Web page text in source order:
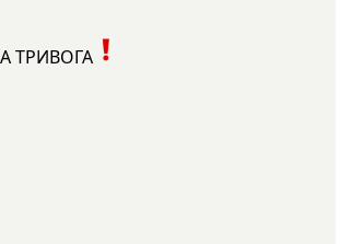
ТРИВОГА